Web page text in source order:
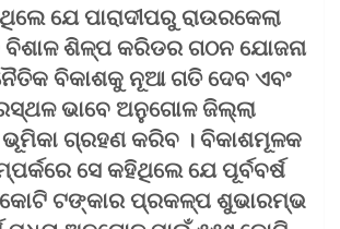
ଯେ ପାରାଦୀପରୁ ରାଉରକେଲା
ବିଶାଳ ଶିଳ୍ପ କରିଡର ଗଠନ ଯୋଜନା
ବିକାଶକୁ ନୂଆ ଗତି ଦେବ ଏବଂ
ଭାବେ ଅନୁଗୋଳ ଜିଲ୍ଲା
ଗ୍ରହଣ କରିବ । ବିକାଶମୂଳକ
ସେ କହିଥିଲେ ଯେ ପୂର୍ବବର୍ଷ
କୋଟି ଟଙ୍କାର ପ୍ରକଳ୍ପ ଶୁଭାରମ୍ଭ